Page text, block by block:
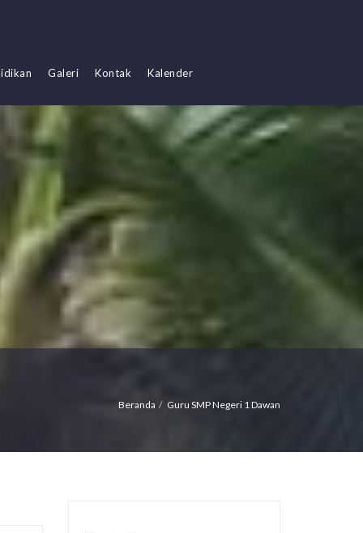
Galeri Kontak Kalender
Beranda Guru SMP Negeri 1 Dawan